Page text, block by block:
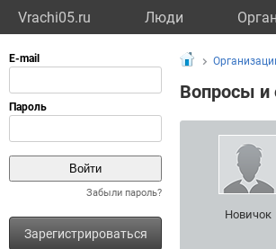
Vrachi05.ru Люди
Забыли пароль?
Зарегистрироваться
Вопросы и
Новичок